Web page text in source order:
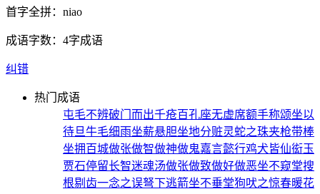
首字全拼： niao
成语字数： 4字成语
纠错
热门成语
屯毛不辨破门而出千疮百孔座无虚席额手称颂坐以
待旦牛毛细雨坐薪悬胆坐地分赃灵蛇之珠夹枪带棒
坐拥百城做张做智做神做鬼嘉言懿行鸡犬皆仙衒玉
贾石停留长智迷魂汤做张做致做好做恶坐不窥堂搜
根剔齿一念之误弩下逃箭坐不垂堂狗吠之惊春暖花